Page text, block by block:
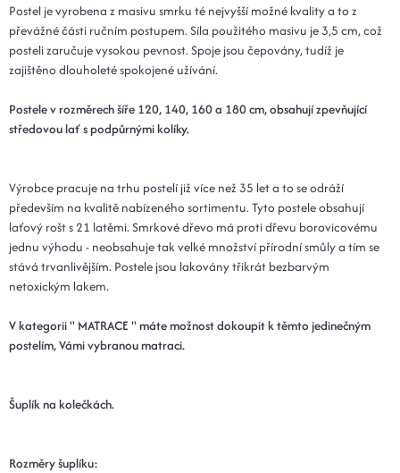
Postel je vyrobena z masivu smrku té nejvyšší možné kvality a to z
převážné části ručním postupem. Síla použitého masivu je 3,5 cm, což
posteli zaručuje vysokou pevnost. Spoje jsou čepovány, tudíž je
zajištěno dlouholeté spokojené užívání.
Postele v rozměrech šíře 120, 140, 160 a 180 cm, obsahují zpevňující
středovou lať s podpůrnými kolíky.
Výrobce pracuje na trhu postelí již více než 35 let a to se odráží
především na kvalitě nabízeného sortimentu. Tyto postele obsahují
laťový rošt s 21 latěmi. Smrkové dřevo má proti dřevu borovicovému
jednu výhodu - neobsahuje tak velké množství přírodní smůly a tím se
stává trvanlivějším. Postele jsou lakovány třikrát bezbarvým
netoxickým lakem.
V kategorii " MATRACE " máte možnost dokoupit k těmto jedinečným
postelím, Vámi vybranou matraci.
Šuplík na kolečkách.
Rozměry šuplíku: